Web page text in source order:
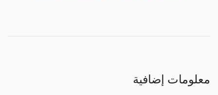
معلومات إضافية